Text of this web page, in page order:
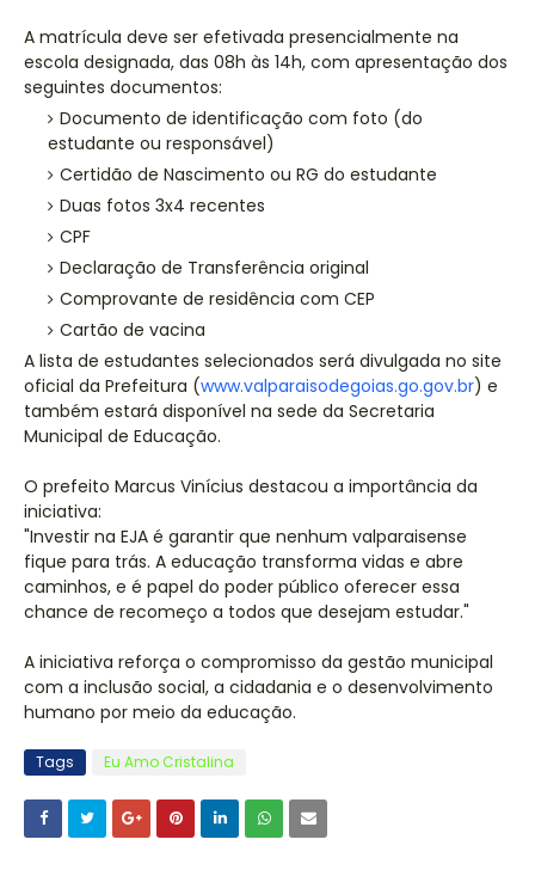
A matrícula deve ser efetivada presencialmente na
escola designada, das 08h às 14h, com apresentação dos
seguintes documentos:
Documento de identificação com foto (do
estudante ou responsável)
Certidão de Nascimento ou RG do estudante
Duas fotos 3x4 recentes
CPF
Declaração de Transferência original
Comprovante de residência com CEP
Cartão de vacina
A lista de estudantes selecionados será divulgada no site
oficial da Prefeitura (www.valparaisodegoias.go.gov.br) e
também estará disponível na sede da Secretaria
Municipal de Educação.
O prefeito Marcus Vinícius destacou a importância da
iniciativa:
"Investir na EJA é garantir que nenhum valparaisense
fique para trás. A educação transforma vidas e abre
caminhos, e é papel do poder público oferecer essa
chance de recomeço a todos que desejam estudar."
A iniciativa reforça o compromisso da gestão municipal
com a inclusão social, a cidadania e o desenvolvimento
humano por meio da educação.
Tags Eu Amo Cristalina